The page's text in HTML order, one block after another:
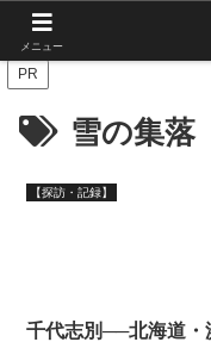
PR
雪の集落
【探訪・記録】
千代志別──北海道・
メニュー